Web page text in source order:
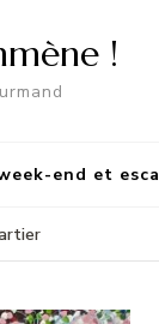
!
end et